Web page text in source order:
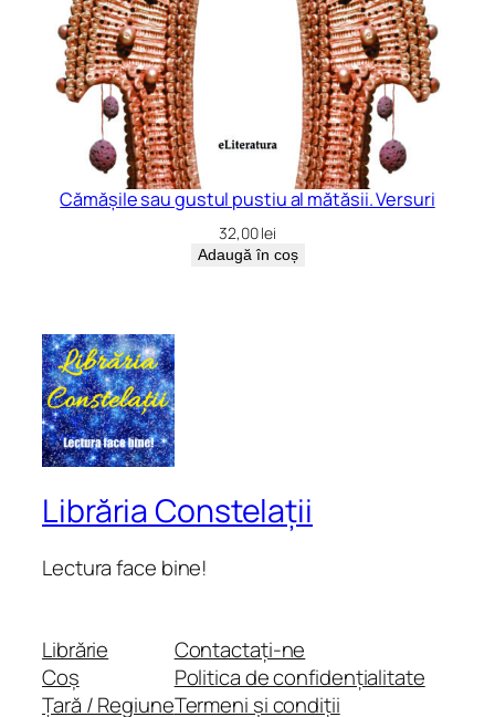
Cămășile sau gustul pustiu al mătăsii. Versuri
32,00lei
Adaugă în coș
Librăria Constelații
Lectura face bine!
Librărie
Coș
Țară / Regiune
Contactați-ne
Politica de confidențialitate
Termeni și condiții